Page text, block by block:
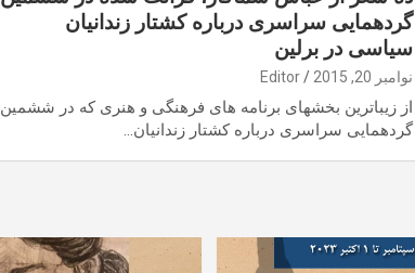
گردهمایی سراسری درباره کشتار زندانیان
سیاسی در برلین
نوامبر 20, 2015 Editor
از زیباترین بخشهای برنامه های فرهنگی و هنری که در ششمین
گردهمایی سراسری درباره کشتار زندانیان…